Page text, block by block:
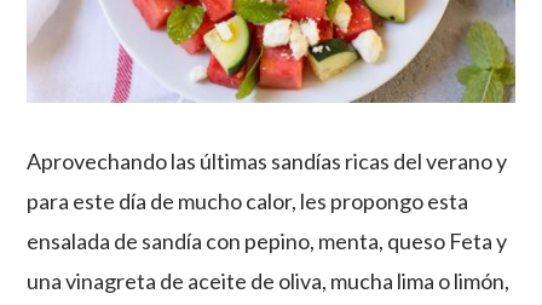
Aprovechando las últimas sandías ricas del verano y
para este día de mucho calor, les propongo esta
ensalada de sandía con pepino, menta, queso Feta y
una vinagreta de aceite de oliva, mucha lima o limón,